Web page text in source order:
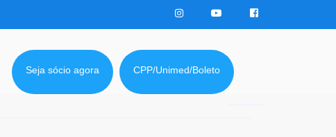
Seja sócio agora CPP/Unimed/Boleto